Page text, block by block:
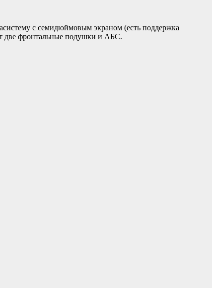
с семидюймовым экраном (есть поддержка
две фронтальные подушки и АБС.